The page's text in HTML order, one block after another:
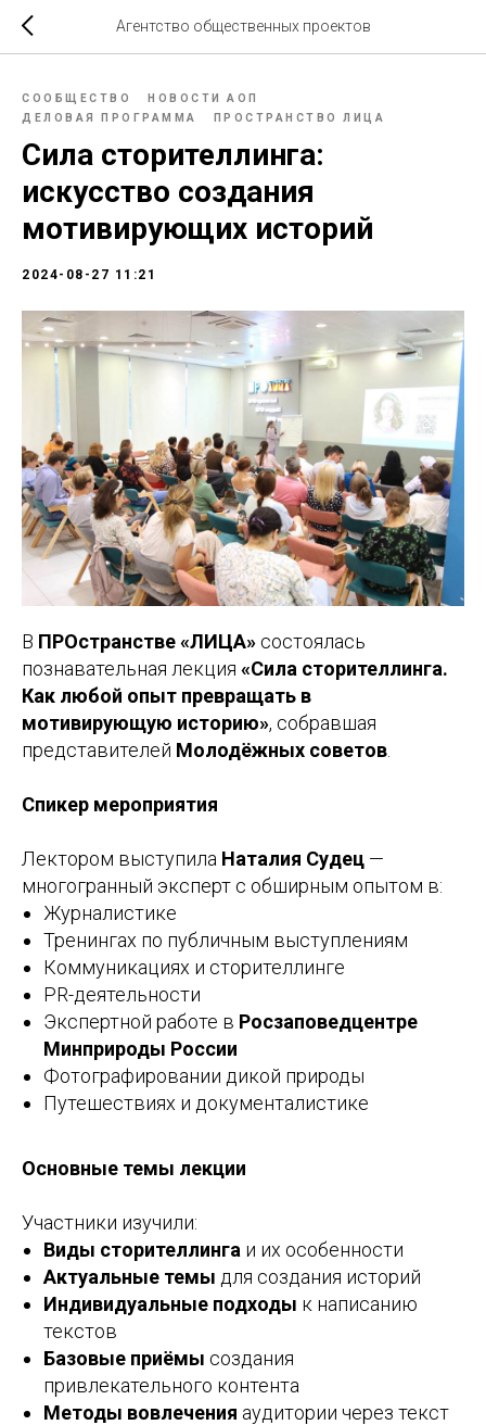
Агентство общественных проектов
СООБЩЕСТВО
НОВОСТИ АОП
ДЕЛОВАЯ ПРОГРАММА
ПРОСТРАНСТВО ЛИЦА
Сила сторителлинга:
искусство создания
мотивирующих историй
2024-08-27 11:21
В ПРОстранстве «ЛИЦА» состоялась
познавательная лекция «Сила сторителлинга.
Как любой опыт превращать в
мотивирующую историю», собравшая
представителей Молодёжных советов
Спикер мероприятия
Лектором выступила Наталия Судец —
многогранный эксперт с обширным опытом в:
Журналистике
Тренингах по публичным выступлениям
Коммуникациях и сторителлинге
PR-деятельности
Экспертной работе в Росзаповедцентре
Минприроды России
Фотографировании дикой природы
Путешествиях и документалистике
Основные темы лекции
Участники изучили:
Виды сторителлинга и их особенности
Актуальные темы для создания историй
Индивидуальные подходы к написанию
текстов
Базовые приёмы создания
привлекательного контента
Методы вовлечения аудитории через текст